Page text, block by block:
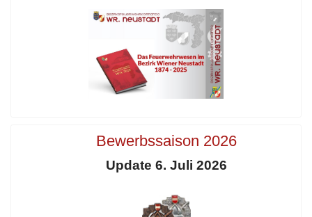
Bewerbssaison 2026
Update 6. Juli 2026